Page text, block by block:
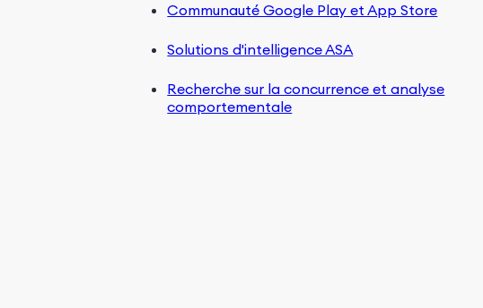
Communauté Google Play et App Store
Solutions d'intelligence ASA
Recherche sur la concurrence et analyse
comportementale